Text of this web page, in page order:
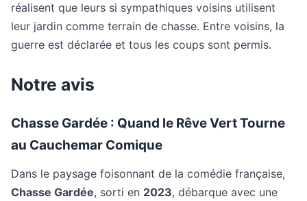
réalisent que leurs si sympathiques voisins utilisent
leur jardin comme terrain de chasse. Entre voisins, la
guerre est déclarée et tous les coups sont permis.
Notre avis
Chasse Gardée : Quand le Rêve Vert Tourne
au Cauchemar Comique
Dans le paysage foisonnant de la comédie française,
Chasse Gardée, sorti en 2023, débarque avec une